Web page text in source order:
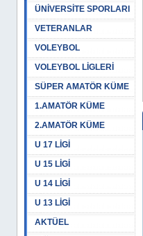
ÜNİVERSİTE SPORLARI
VETERANLAR
VOLEYBOL
VOLEYBOL LİGLERİ
SÜPER AMATÖR KÜME
1.AMATÖR KÜME
2.AMATÖR KÜME
U 17 LİGİ
U 15 LİGİ
U 14 LİGİ
U 13 LİGİ
AKTÜEL